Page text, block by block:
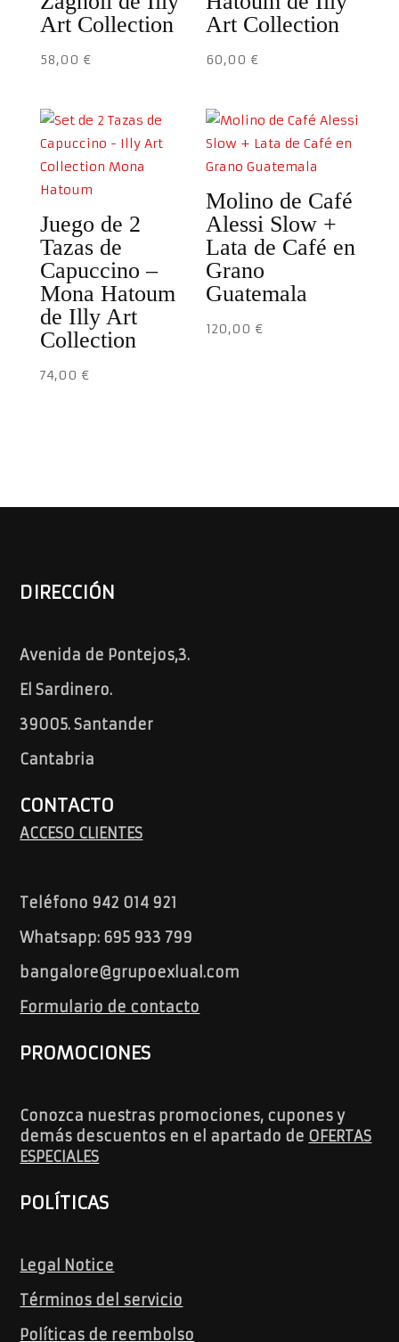
Art Collection
58,00 €
Art Collection
60,00€
Juego de 2
Tazas de
Capuccino –
Mona Hatoum
de Illy Art
Collection
74,00 €
Molino de Café
Alessi Slow +
Lata de Café en
Grano
Guatemala
120,00€
DIRECCIÓN
Avenida de Pontejos,3.
El Sardinero.
39005. Santander
Cantabria
CONTACTO
ACCESO CLIENTES
Teléfono 942 014 921
Whatsapp: 695 933 799
bangalore@grupoexlual.com
Formulario de contacto
PROMOCIONES
Conozca nuestras promociones, cupones y
demás descuentos en el apartado de OFERTAS
ESPECIALES
POLÍTICAS
Legal Notice
Términos del servicio
Políticas de reembolso